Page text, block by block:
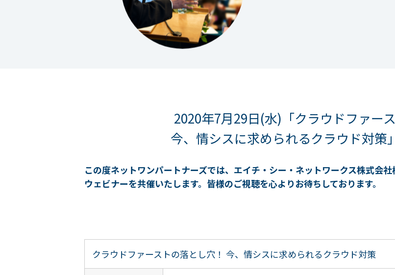
2020年7月29日(水)「クラウドファー
今、情シスに求められるクラウド対策
この度ネットワンパートナーズでは、 エイチ・シー・ネットワークス株式会
ウェビナーを共催いたします。 皆様のご視聴を心よりお待ちしております。
クラウドファーストの落とし穴！ 今、情シスに求められるクラウド対策